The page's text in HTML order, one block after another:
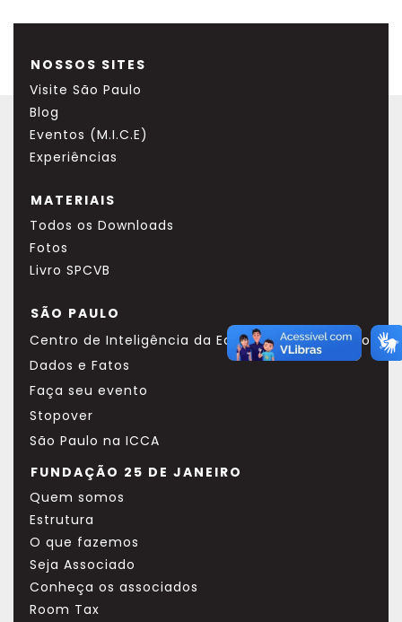
NOSSOS SITES
Visite São Paulo
Blog
Eventos (M.I.C.E)
Experiências
MATERIAIS
Todos os Downloads
Fotos
Livro SPCVB
SÃO PAULO
Centro de Inteligência da Economia do Turismo
Dados e Fatos
Faça seu evento
Stopover
São Paulo na ICCA
FUNDAÇÃO 25 DE JANEIRO
Quem somos
Estrutura
O que fazemos
Seja Associado
Conheça os associados
Room Tax